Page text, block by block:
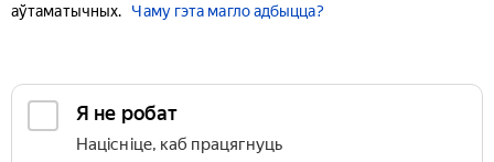
аўтаматычных.
Чаму гэта магло адбыцца?
Я не робат
Націсніце, каб працягнуць